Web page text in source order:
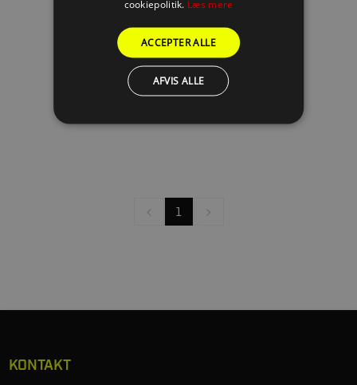
1
KONTAKT
cookiepolitik. Læs mere
ACCEPTER ALLE
AFVIS ALLE